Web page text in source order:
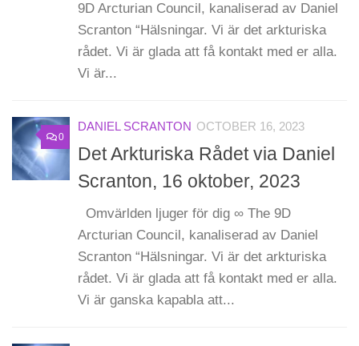
9D Arcturian Council, kanaliserad av Daniel
Scranton “Hälsningar. Vi är det arkturiska
rådet. Vi är glada att få kontakt med er alla.
Vi är...
0
DANIEL SCRANTON OCTOBER 16, 2023
Det Arkturiska Rådet via Daniel
Scranton, 16 oktober, 2023
Omvärlden ljuger för dig ∞ The 9D
Arcturian Council, kanaliserad av Daniel
Scranton “Hälsningar. Vi är det arkturiska
rådet. Vi är glada att få kontakt med er alla.
Vi är ganska kapabla att...